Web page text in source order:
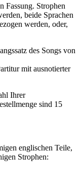
Fassung. Strophen
beide Sprachen
werden, oder,
des Songs von
mit ausnotierter
Ihrer
sind 15
englischen Teile,
Strophen: